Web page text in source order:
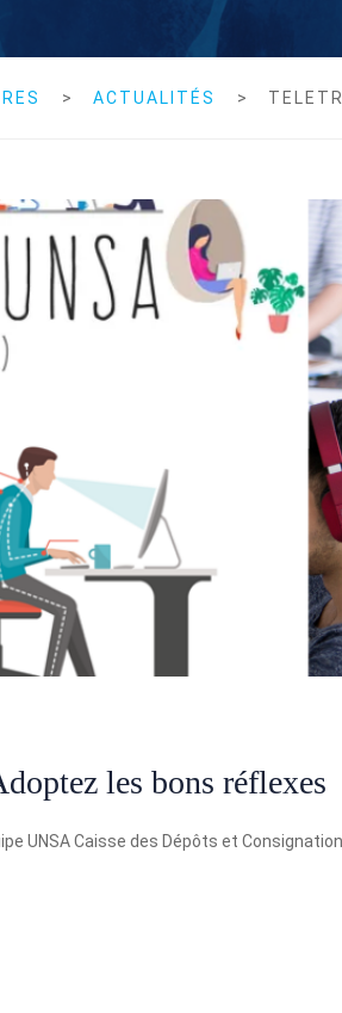
> ACTUALITÉS >
les bons réflexes
UNSA Caisse des Dépôts et